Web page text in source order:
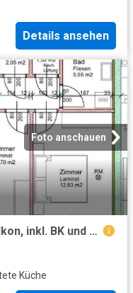
Details ansehen
Foto anschauen
Neubau 3 Zimmer Warm mit Balkon, inkl. BK und 2 PKW Stellplätzen
Küche